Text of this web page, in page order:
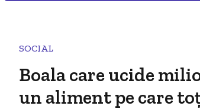
SOCIAL
Boala care ucide
un aliment pe care